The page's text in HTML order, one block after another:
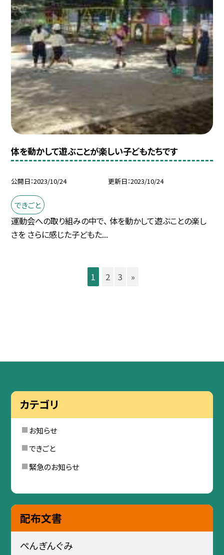
体を動かして遊ぶことが楽しい子どもたちです
公開日 2023/10/24 更新日 2023/10/24
できごと
運動会への取り組みの中で、 体を動かして遊ぶことの楽し
さを さらに感じた子どもた...
1 2 3 »
カテゴリ
お知らせ
できごと
緊急のお知らせ
配布文書
ぺんぎんぐみ